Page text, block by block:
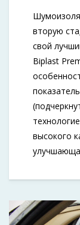
вторую
свой
Biplast
высокого